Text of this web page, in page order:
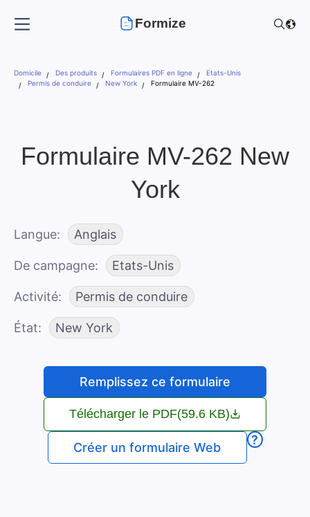
Formize
Domicile Des produits Formulaires PDF en ligne
Etats-Unis
Permis de conduire
New York Formulaire MV-262
Formulaire MV-262 New
York
Langue Anglais
De campagne Etats-Unis
Activité Permis de conduire
État New York
Remplissez ce formulaire
Télécharger le PDF(59.6 KB)
Créer un formulaire Web
?